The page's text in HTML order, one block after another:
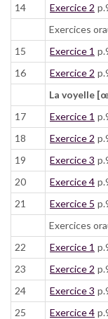
14
Exercice 2
Exercices
15
Exercice 1
16
Exercice 2
La voyelle
17
Exercice 1
18
Exercice 2
19
Exercice 3
20
Exercice 4
21
Exercice 5
Exercices
22
Exercice 1
23
Exercice 2
24
Exercice 3
25
Exercice 4